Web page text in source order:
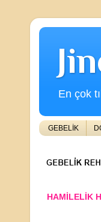
En çok
GEBELİK
HAMİLELİK